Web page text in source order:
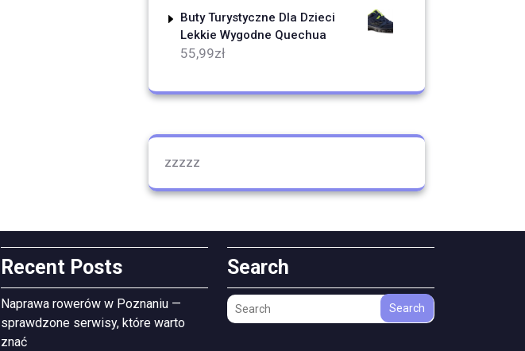
Buty Turystyczne Dla Dzieci
Lekkie Wygodne Quechua
55,99zł
zzzzz
Recent Posts
Naprawa rowerów w Poznaniu —
sprawdzone serwisy, które warto
znać
Search
Search